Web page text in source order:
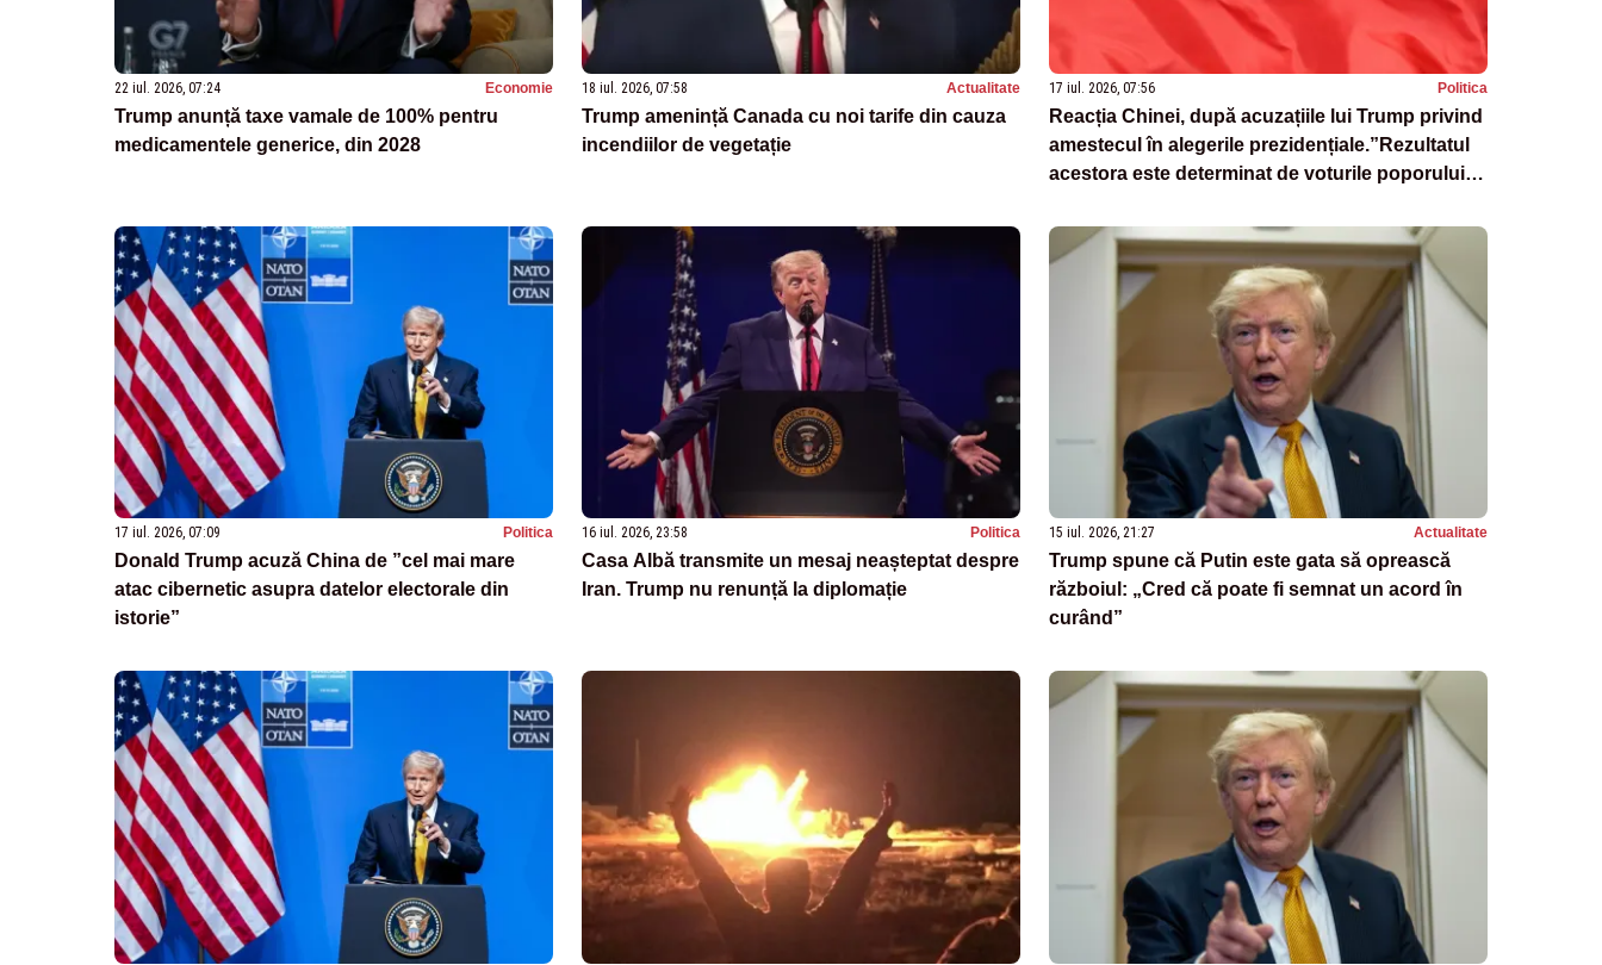
22 iul. 2026, 07:24 Economie
Trump anunță taxe vamale de 100% pentru
medicamentele generice, din 2028
18 iul. 2026, 07:58 Actualitate
Trump amenință Canada cu noi tarife din cauza
incendiilor de vegetație
17 iul. 2026, 07:56 Politica
Reacția Chinei, după acuzațiile lui Trump privind
amestecul în alegerile prezidențiale.”Rezultatul
acestora este determinat de voturile poporului
17 iul. 2026, 07:09 Politica
Donald Trump acuză China de ”cel mai mare
atac cibernetic asupra datelor electorale din
istorie”
16 iul. 2026, 23:58 Politica
Casa Albă transmite un mesaj neașteptat despre
Iran. Trump nu renunță la diplomație
15 iul. 2026, 21:27 Actualitate
Trump spune că Putin este gata să oprească
războiul: „Cred că poate fi semnat un acord în
curând”